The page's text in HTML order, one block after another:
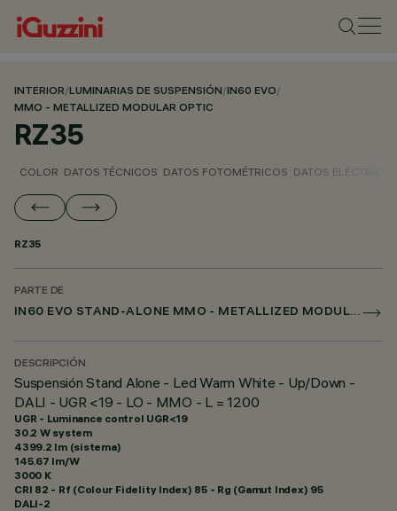
INTERIOR/LUMINARIAS DE SUSPENSIÓN/IN60 EVO/
MMO - METALLIZED MODULAR OPTIC
RZ35
COLOR DATOS TÉCNICOS DATOS FOTOMÉTRICOS DATOS
RZ35
PARTE DE
IN60 EVO STAND-ALONE MMO - METALLIZED MODULAR OPTIC
DESCRIPCIÓN
Suspensión Stand Alone - Led Warm White - Up/Down -
DALI - UGR <19 - LO - MMO - L = 1200
UGR - Luminance control UGR<19
30.2 W system
4399.2 lm (sistema)
145.67 lm/W
3000 K
CRI 82 - Rf (Colour Fidelity Index) 85 - Rg (Gamut Index) 95
DALI-2